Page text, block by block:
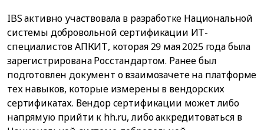
IBS активно участвовала в разработке Национальной
системы добровольной сертификации ИТ-
специалистов АПКИТ, которая 29 мая 2025 года была
зарегистрирована Росстандартом. Ранее был
подготовлен документ о взаимозачете на платформе
тех навыков, которые измерены в вендорских
сертификатах. Вендор сертификации может либо
напрямую прийти к hh.ru, либо аккредитоваться в